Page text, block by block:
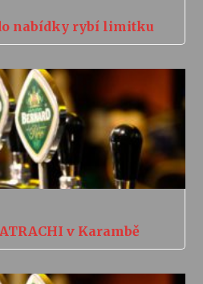
nabídky rybí limitku
v Karambě